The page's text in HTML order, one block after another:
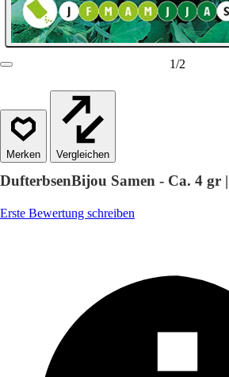
1/2
Vergleichen
DufterbsenBijou Samen - Ca. 4 gr
Erste Bewertung schreiben